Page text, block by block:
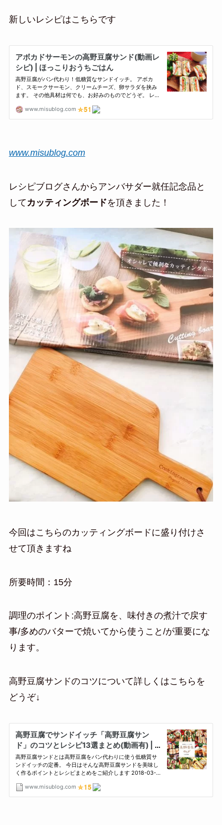
新しいレシピはこちらです
www.misublog.com
レシピブログさんからアンバサダー就任記念品と
して カッティングボードを頂きました！
今回はこちらのカッティングボードに盛り付けさ
せて頂きますね
所要時間：15分
調理のポイント:高野豆腐を、味付きの煮汁で戻す
事/多めのバターで焼いてから使うこと/が重要にな
ります。
高野豆腐サンドのコツについて詳しくはこちらを
どうぞ↓